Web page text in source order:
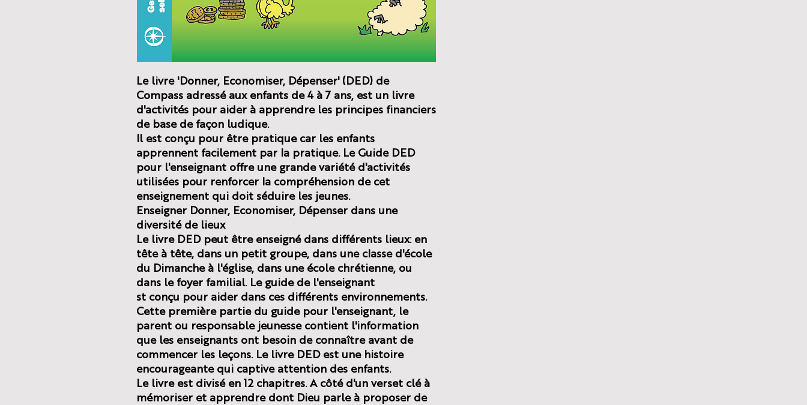
Le livre 'Donner, Economiser, Dépenser' (DED) de
Compass adressé aux enfants de 4 à 7 ans, est un livre
d'activités pour aider à apprendre les principes financiers
de base de façon ludique.
Il est conçu pour être pratique car les enfants
apprennent facilement par la pratique. Le Guide DED
pour l'enseignant offre une grande variété d'activités
utilisées pour renforcer la compréhension de cet
enseignement qui doit séduire les jeunes.
Enseigner Donner, Economiser, Dépenser dans une
diversité de lieux
Le livre DED peut être enseigné dans différents lieux: en
tête à tête, dans un petit groupe, dans une classe d'école
du Dimanche à l'église, dans une école chrétienne, ou
dans le foyer familial. Le guide de l'enseignant
st conçu pour aider dans ces différents environnements.
Cette première partie du guide pour l'enseignant, le
parent ou responsable jeunesse contient l'information
que les enseignants ont besoin de connaître avant de
commencer les leçons. Le livre DED est une histoire
encourageante qui captive attention des enfants.
Le livre est divisé en 12 chapitres. A côté d'un verset clé à
mémoriser et apprendre dont Dieu parle à proposer de